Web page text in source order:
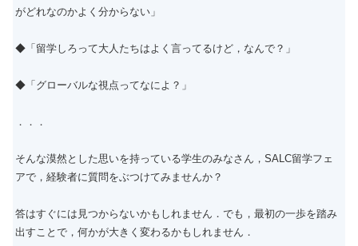
がどれなのかよく分からない」
◆「留学しろって大人たちはよく言ってるけど，なんで？」
◆「グローバルな視点ってなによ？」
．．．
そんな漠然とした思いを持っている学生のみなさん，SALC留学フェ
アで，経験者に質問をぶつけてみませんか？
答はすぐには見つからないかもしれません．でも，最初の一歩を踏み
出すことで，何かが大きく変わるかもしれません．